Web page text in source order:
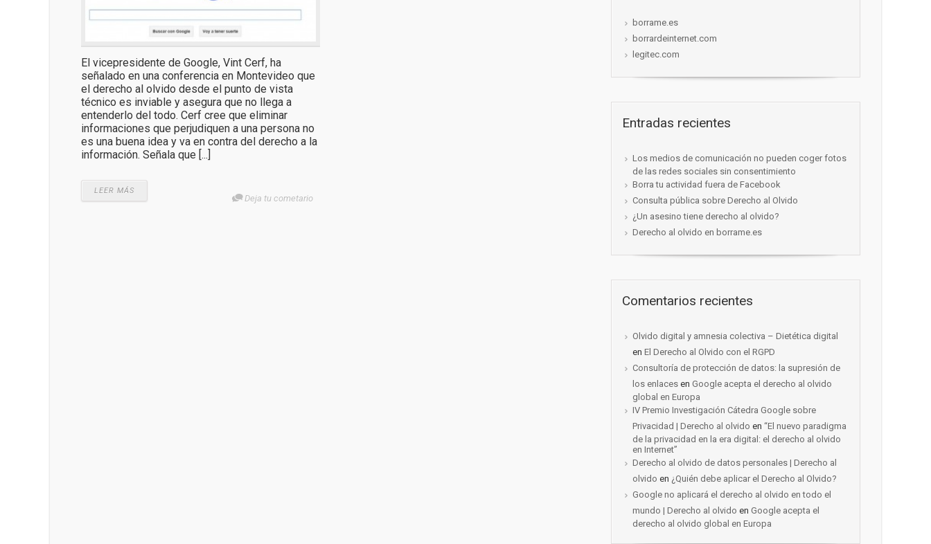
El vicepresidente de Google, Vint Cerf, ha
señalado en una conferencia en Montevideo que
el derecho al olvido desde el punto de vista
técnico es inviable y asegura que no llega a
entenderlo del todo. Cerf cree que eliminar
informaciones que perjudiquen a una persona no
es una buena idea y va en contra del derecho a la
información. Señala que [...]
LEER MÁS
Deja tu cometario
borrame.es
borrardeinternet.com
legitec.com
Entradas recientes
Los medios de comunicación no pueden coger fotos
de las redes sociales sin consentimiento
Borra tu actividad fuera de Facebook
Consulta pública sobre Derecho al Olvido
¿Un asesino tiene derecho al olvido?
Derecho al olvido en borrame.es
Comentarios recientes
Olvido digital y amnesia colectiva – Dietética digital
en El Derecho al Olvido con el RGPD
Consultoría de protección de datos: la supresión de
los enlaces en Google acepta el derecho al olvido
global en Europa
IV Premio Investigación Cátedra Google sobre
Privacidad | Derecho al olvido en “El nuevo paradigma
de la privacidad en la era digital: el derecho al olvido
en Internet”
Derecho al olvido de datos personales | Derecho al
olvido en ¿Quién debe aplicar el Derecho al Olvido?
Google no aplicará el derecho al olvido en todo el
mundo | Derecho al olvido en Google acepta el
derecho al olvido global en Europa